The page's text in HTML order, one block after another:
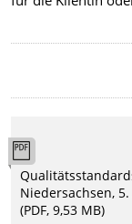
Niedersachsen,
(PDF, 9,53 MB)